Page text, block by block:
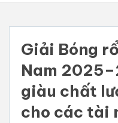
Giải Bóng
Nam
giàu chất
cho các tài